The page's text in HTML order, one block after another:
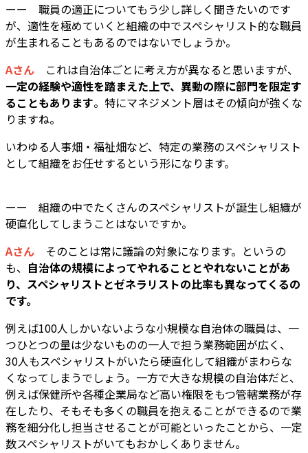
ーー 職員の適正についてもう少し詳しく聞きたいのです
が、適性を極めていくと組織の中でスペシャリスト的な職員
が生まれることもあるのではないでしょうか。
Aさん これは自治体ごとに考え方が異なると思いますが、
一定の経験や適性を踏まえた上で、異動の際に部門を限定す
ることもあります。特にマネジメント層はその傾向が強くな
りますね。
いわゆる人事畑・福祉畑など、特定の業務のスペシャリスト
として組織をお任せするという形になります。
ーー 組織の中でたくさんのスペシャリストが誕生し組織が
硬直化してしまうことはないですか。
Aさん そのことは常に議論の対象になります。というの
も、 自治体の規模によってやれることとやれないことがあ
り、スペシャリストとゼネラリストの比率も異なってくるの
です。
例えば100人しかいないような小規模な自治体の職員は、一
つひとつの量は少ないものの一人で担う業務範囲が広く、
30人もスペシャリストがいたら硬直化して組織がまわらな
くなってしまうでしょう。一方で大きな規模の自治体だと、
例えば保健所や各種企業局など高い権限をもつ管轄業務が存
在したり、そもそも多くの職員を抱えることができるので業
務を細分化し担当させることが可能といったことから、一定
数スペシャリストがいてもおかしくありません。